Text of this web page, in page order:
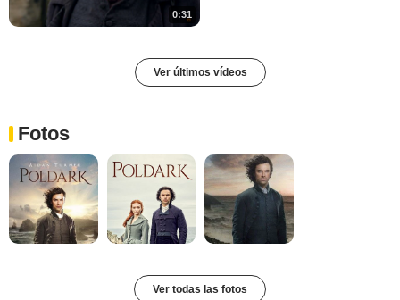
0:31
Ver últimos vídeos
Fotos
Ver todas las fotos